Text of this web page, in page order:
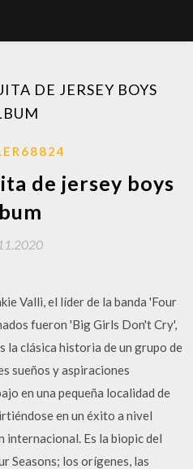
DE JERSEY BOYS
de jersey boys
Valli, el líder de la banda 'Four
fueron 'Big Girls Don't Cry',
la clásica historia de un grupo de
sueños y aspiraciones
en una pequeña localidad de
en un éxito a nivel
internacional. Es la biopic del
Seasons; los orígenes, las